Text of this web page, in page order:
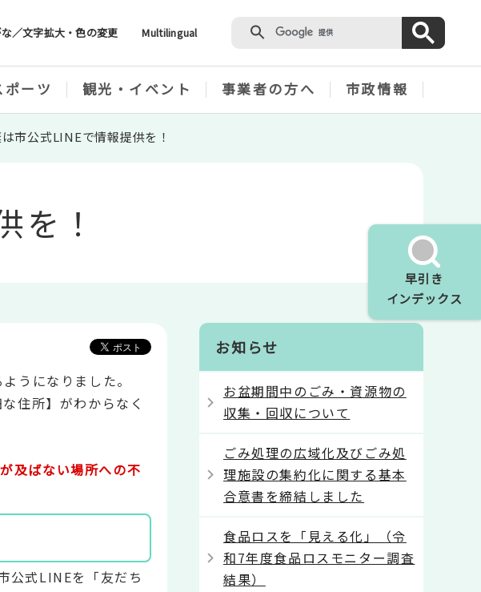
／文字拡大・色の変更 Multilingual
早引き
インデックス
ーツ 観光・イベント 事業者の方へ 市政情報
市公式LINEで情報提供を！
を！
うになりました。
住所】がわからなく
及ばない場所への不
公式LINEを「友だち
お知らせ
お盆期間中のごみ・資源物の
収集・回収について
ごみ処理の広域化及びごみ処
理施設の集約化に関する基本
合意書を締結しました
食品ロスを「見える化」（令
和7年度食品ロスモニター調査
結果）